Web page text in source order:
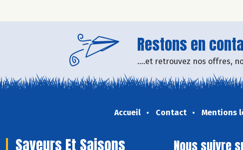
Restons en
....et retrouvez nos offres,
Accueil Contact Mentions
Saveurs Et Saisons Nous suivre